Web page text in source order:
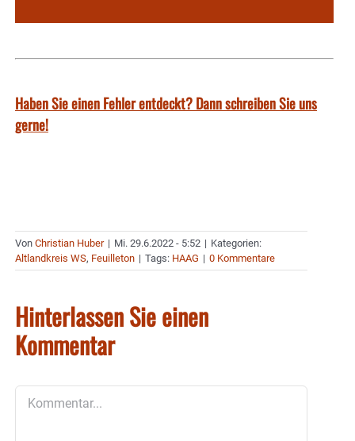
Haben Sie einen Fehler entdeckt? Dann schreiben Sie uns
gerne!
Von Christian Huber | Mi. 29.6.2022 - 5:52 | Kategorien:
Altlandkreis WS, Feuilleton | Tags: HAAG | 0 Kommentare
Hinterlassen Sie einen
Kommentar